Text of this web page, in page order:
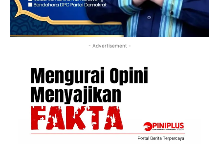
- Advertisement -